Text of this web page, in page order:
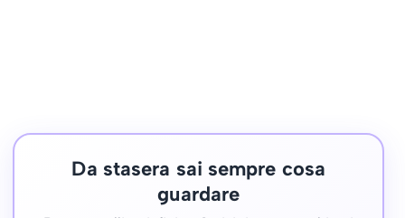
Da stasera sai sempre cosa
guardare